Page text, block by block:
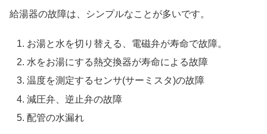
給湯器の故障は、シンプルなことが多いです。
お湯と水を切り替える、電磁弁が寿命で故障。
水をお湯にする熱交換器が寿命による故障
温度を測定するセンサ(サーミスタ)の故障
減圧弁、逆止弁の故障
配管の水漏れ